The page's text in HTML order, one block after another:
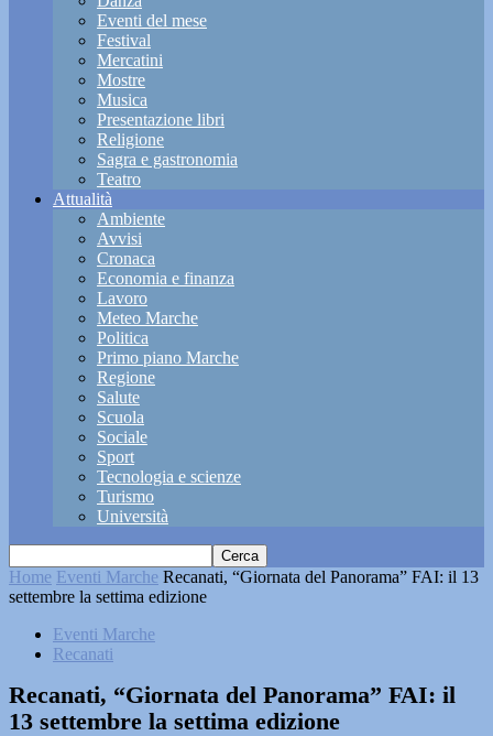
Eventi del mese
Festival
Mercatini
Mostre
Musica
Presentazione libri
Religione
Sagra e gastronomia
Teatro
Attualità
Ambiente
Avvisi
Cronaca
Economia e finanza
Lavoro
Meteo Marche
Politica
Primo piano Marche
Regione
Salute
Scuola
Sociale
Sport
Tecnologia e scienze
Turismo
Università
Home Eventi Marche Recanati, “Giornata del Panorama” FAI: il 13
settembre la settima edizione
Eventi Marche
Recanati
Recanati, “Giornata del Panorama” FAI: il
13 settembre la settima edizione